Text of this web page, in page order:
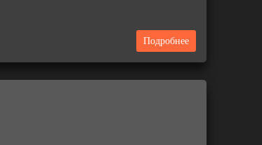
Подробнее